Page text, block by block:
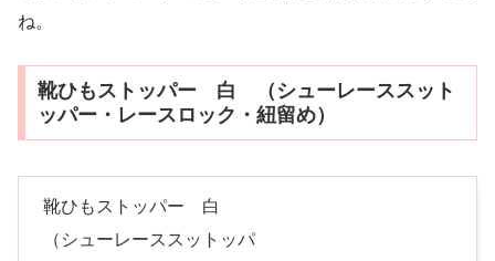
ね。
靴ひもストッパー 白 （シューレーススット
ッパー・レースロック・紐留め）
靴ひもストッパー 白
（シューレーススットッパ